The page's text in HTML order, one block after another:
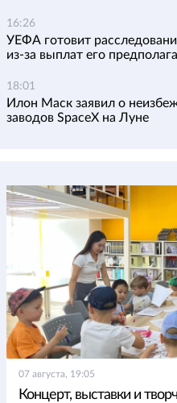
16:26
УЕФА готовит
из-за выплат его
18:01
Илон Маск заявил о
заводов SpaceX на Луне
07 августа, 19:05
Концерт, выставки и